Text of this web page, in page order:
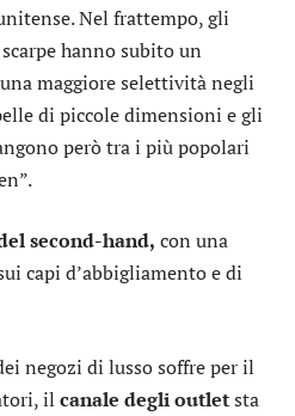
Nel frattempo, gli
hanno subito un
maggiore selettività negli
di piccole dimensioni e gli
però tra i più popolari
second-hand, con una
capi d’abbigliamento e di
negozi di lusso soffre per il
il canale degli outletsta